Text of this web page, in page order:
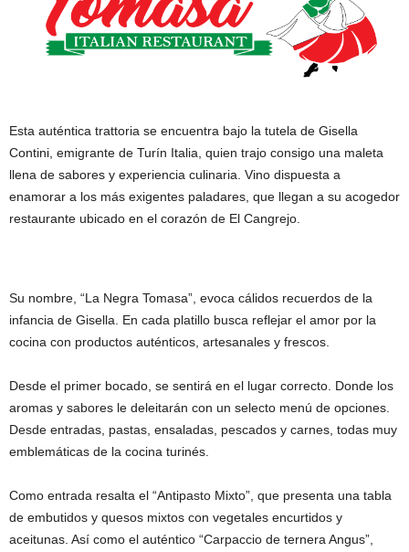
Esta auténtica trattoria se encuentra bajo la tutela de Gisella
Contini, emigrante de Turín Italia, quien trajo consigo una maleta
llena de sabores y experiencia culinaria. Vino dispuesta a
enamorar a los más exigentes paladares, que llegan a su acogedor
restaurante ubicado en el corazón de El Cangrejo.
Su nombre, “La Negra Tomasa”, evoca cálidos recuerdos de la
infancia de Gisella. En cada platillo busca reflejar el amor por la
cocina con productos auténticos, artesanales y frescos.
Desde el primer bocado, se sentirá en el lugar correcto. Donde los
aromas y sabores le deleitarán con un selecto menú de opciones.
Desde entradas, pastas, ensaladas, pescados y carnes, todas muy
emblemáticas de la cocina turinés.
Como entrada resalta el “Antipasto Mixto”, que presenta una tabla
de embutidos y quesos mixtos con vegetales encurtidos y
aceitunas. Así como el auténtico “Carpaccio de ternera Angus”,